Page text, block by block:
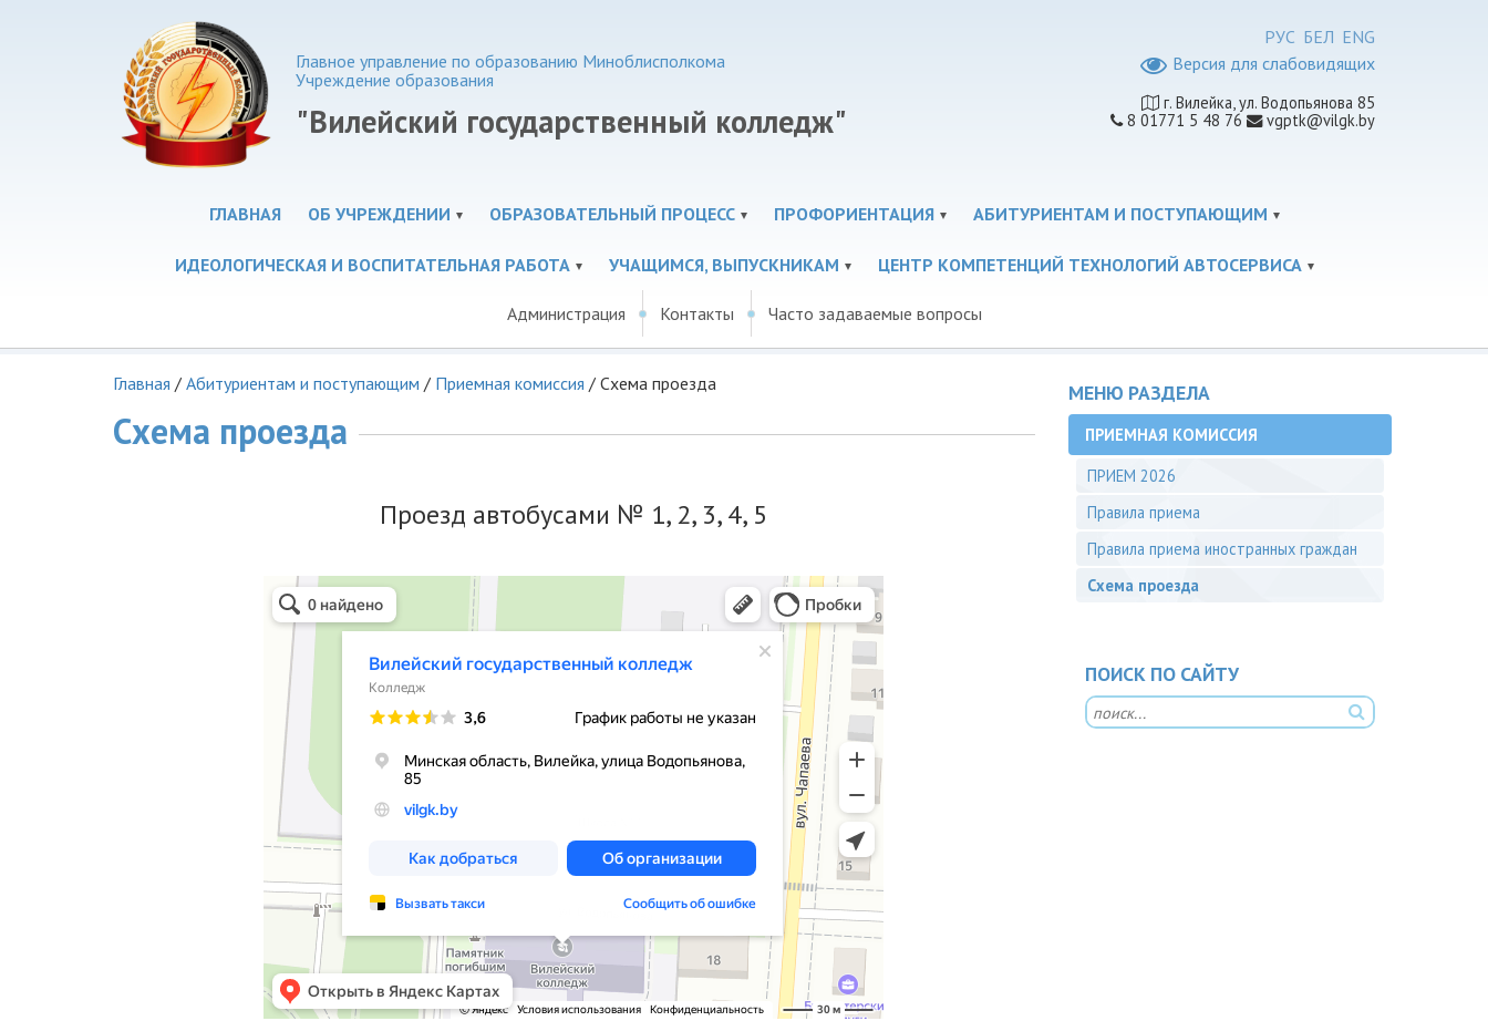
РУС БЕЛ ENG
Версия для слабовидящих
г. Вилейка, ул. Водопьянова 85
8 01771 5 48 76
vgptk@vilgk.by
Главное управление по образованию Миноблисполкома
Учреждение образования
"Вилейский государственный колледж"
ГЛАВНАЯ ОБ УЧРЕЖДЕНИИ ОБРАЗОВАТЕЛЬНЫЙ ПРОЦЕСС ПРОФОРИЕНТАЦИЯ АБИТУРИЕНТАМ И ПОСТУПАЮЩИМ
ИДЕОЛОГИЧЕСКАЯ И ВОСПИТАТЕЛЬНАЯ РАБОТА УЧАЩИМСЯ, ВЫПУСКНИКАМ ЦЕНТР КОМПЕТЕНЦИЙ ТЕХНОЛОГИЙ АВТОСЕРВИСА
Администрация Контакты Часто задаваемые вопросы
Главная / Абитуриентам и поступающим / Приемная комиссия / Схема проезда
Схема проезда
Проезд автобусами № 1, 2, 3, 4, 5
Вилейский государственный колледж
Колледж в Вилейке
МЕНЮ РАЗДЕЛА
ПРИЕМНАЯ КОМИССИЯ
ПРИЕМ 2026
Правила приема
Правила приема иностранных граждан
Схема проезда
ПОИСК ПО САЙТУ